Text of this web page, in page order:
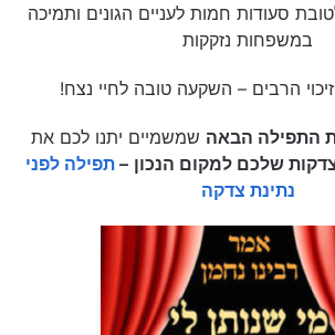
סעודות חמות לעניים הגונים ותמיכה
במשפחות נזקקות
הרבים – השקעה טובה לחיי נצח!
התפילה הבאה שמשמיים יתנו לכם את
שלכם למקום הנכון –תפילה לפני
נתינת צדקה